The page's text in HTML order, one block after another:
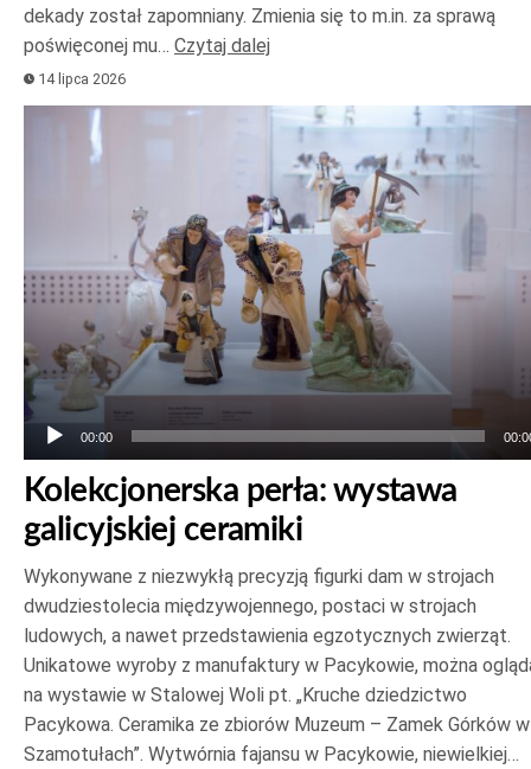
dekady został zapomniany. Zmienia się to m.in. za sprawą
poświęconej mu… Czytaj dalej
14 lipca 2026
Odtwarzacz
00:00
Kolekcjonerska perła: wystawa
galicyjskiej ceramiki
Wykonywane z niezwykłą precyzją figurki dam w strojach
dwudziestolecia międzywojennego, postaci w strojach
ludowych, a nawet przedstawienia egzotycznych zwierząt.
Unikatowe wyroby z manufaktury w Pacykowie, można
na wystawie w Stalowej Woli pt. „Kruche dziedzictwo
Pacykowa. Ceramika ze zbiorów Muzeum – Zamek Górków w
Szamotułach”. Wytwórnia fajansu w Pacykowie, niewielkiej…